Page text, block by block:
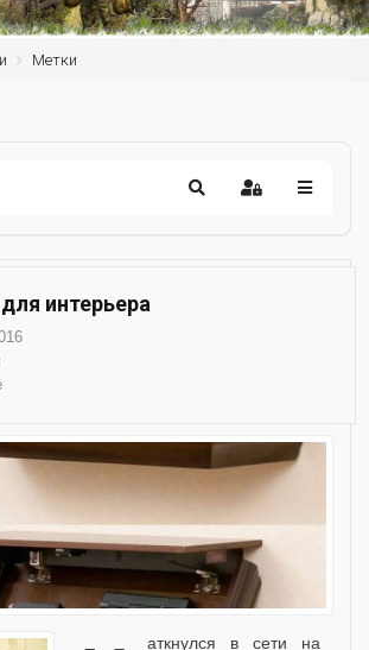
Метки
интерьера